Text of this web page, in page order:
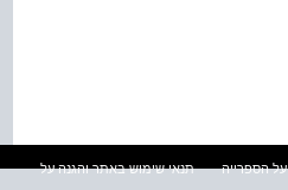
על הספרייה
תנאי שימוש באתר והגנה על